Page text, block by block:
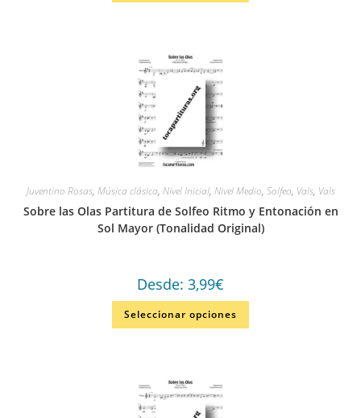
Juventino Rosas, Música clásica, Nivel Inicial, Nivel Medio, Solfeo, Vals, Vals
Sobre las Olas Partitura de Solfeo Ritmo y Entonación en
Sol Mayor (Tonalidad Original)
Desde: 3,99€
Seleccionar opciones